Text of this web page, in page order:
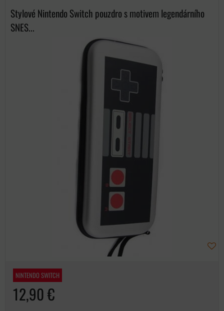
Stylové Nintendo Switch pouzdro s motivem legendárního
SNES...
NINTENDO SWITCH
12,90 €